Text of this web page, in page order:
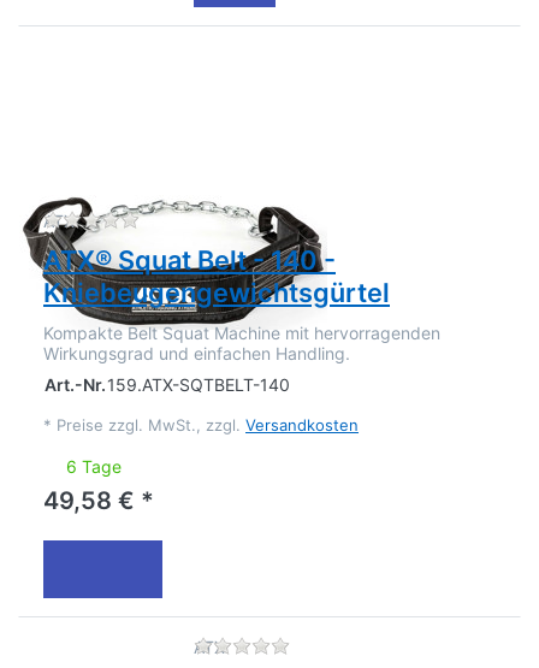
ATX Zu diesem Produkt liegen noch keine
ATX® Squat Belt - 140 -
Kniebeugengewichtsgürtel
Kompakte Belt Squat Machine mit hervorragenden
Wirkungsgrad und einfachen Handling.
Art.-Nr.159.ATX-SQTBELT-140
* Preise zzgl. MwSt., zzgl. Versandkosten
6 Tage
49,58 € *
ATX Zu diesem Produkt liegen